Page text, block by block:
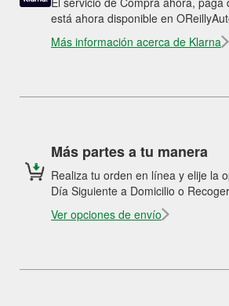
está ahora disponible en
Más información acerca de Klarna
Más partes a tu manera
Realiza tu orden en línea y elije la
Día Siguiente a Domicilio o
Ver opciones de envío